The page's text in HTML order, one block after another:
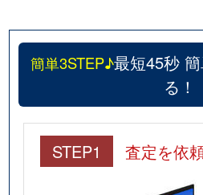
簡単3STEP♪最短45秒
る！
STEP1 査定を依